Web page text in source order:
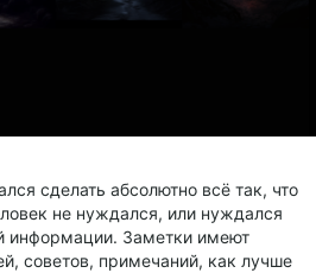
сделать абсолютно всё так, что
не нуждался, или нуждался
информации. Заметки имеют
советов, примечаний, как лучше